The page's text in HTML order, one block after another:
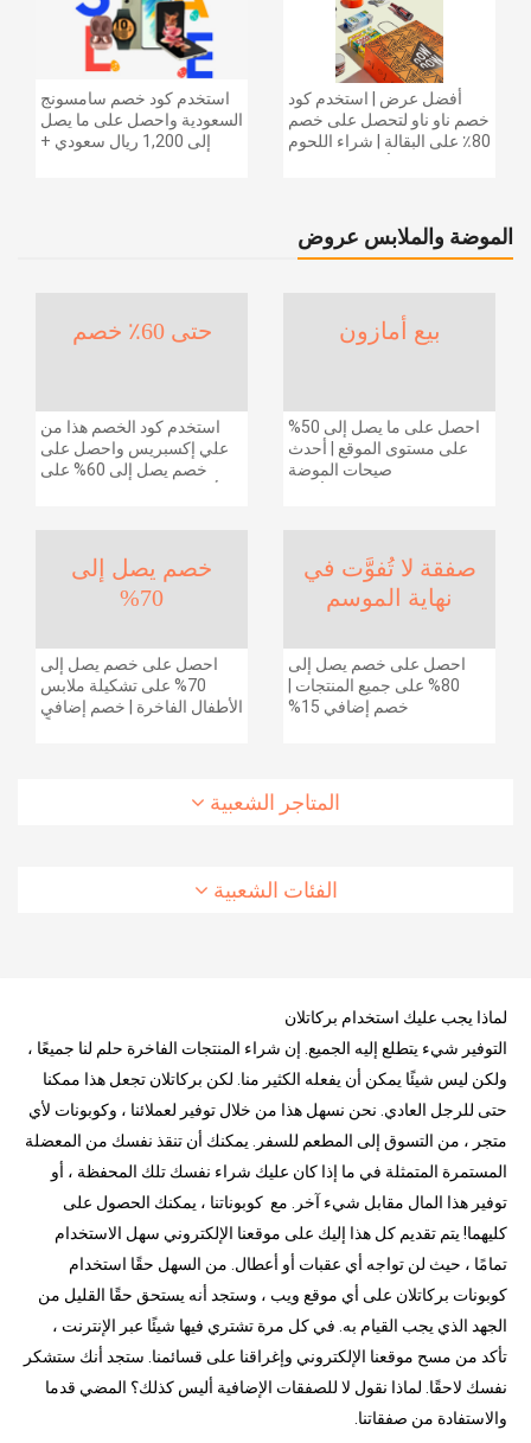
1425 ريالًا سعوديًا | شحن مج
استخدم كود خصم سامسونج
السعودية واحصل على ما يصل
إلى 1,200 ريال سعودي +
أفضل عرض | استخدم كود
خصم ناو ناو لتحصل على خصم
80٪ على البقالة | شراء اللحوم
الموضة والملابس عروض
حتى 60٪ خصم
استخدم كود الخصم هذا من
علي إكسبريس واحصل على
خصم يصل إلى 60% على
الطلبات التي تزيد قيمتها عن
1425 ريالًا سعوديًا | شحن مج
بيع أمازون
احصل على ما يصل إلى 50%
على مستوى الموقع | أحدث
صيحات الموضة
خصم يصل إلى
70%
احصل على خصم يصل إلى
70% على تشكيلة ملابس
الأطفال الفاخرة | خصم إضافي
صفقة لا تُفوَّت في
نهاية الموسم
احصل على خصم يصل إلى
80% على جميع المنتجات |
خصم إضافي 15%
المتاجر الشعبية
الفئات الشعبية
لماذا يجب عليك استخدام بركاتلان
التوفير شيء يتطلع إليه الجميع. إن شراء المنتجات الفاخرة حلم لنا جميعًا ،
ولكن ليس شيئًا يمكن أن يفعله الكثير منا. لكن بركاتلان تجعل هذا ممكنا
حتى للرجل العادي. نحن نسهل هذا من خلال توفير لعملائنا ، وكوبونات لأي
متجر ، من التسوق إلى المطعم للسفر. يمكنك أن تنقذ نفسك من المعضلة
المستمرة المتمثلة في ما إذا كان عليك شراء نفسك تلك المحفظة ، أو
توفير هذا المال مقابل شيء آخر. مع كوبوناتنا ، يمكنك الحصول على
كليهما! يتم تقديم كل هذا إليك على موقعنا الإلكتروني سهل الاستخدام
تمامًا ، حيث لن تواجه أي عقبات أو أعطال. من السهل حقًا استخدام
كوبونات بركاتلان على أي موقع ويب ، وستجد أنه يستحق حقًا القليل من
الجهد الذي يجب القيام به. في كل مرة تشتري فيها شيئًا عبر الإنترنت ،
تأكد من مسح موقعنا الإلكتروني وإغراقنا على قسائمنا. ستجد أنك ستشكر
نفسك لاحقًا. لماذا نقول لا للصفقات الإضافية أليس كذلك؟ المضي قدما
والاستفادة من صفقاتنا.